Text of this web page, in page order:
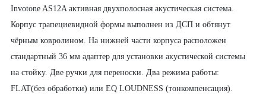
Invotone AS12A активная двухполосная акустическая система.
Корпус трапециевидной формы выполнен из ДСП и обтянут
чёрным ковролином. На нижней части корпуса расположен
стандартный 36 мм адаптер для установки акустической системы
на стойку. Две ручки для переноски. Два режима работы:
FLAT(без обработки) или EQ LOUDNESS (тонкомпенсация).